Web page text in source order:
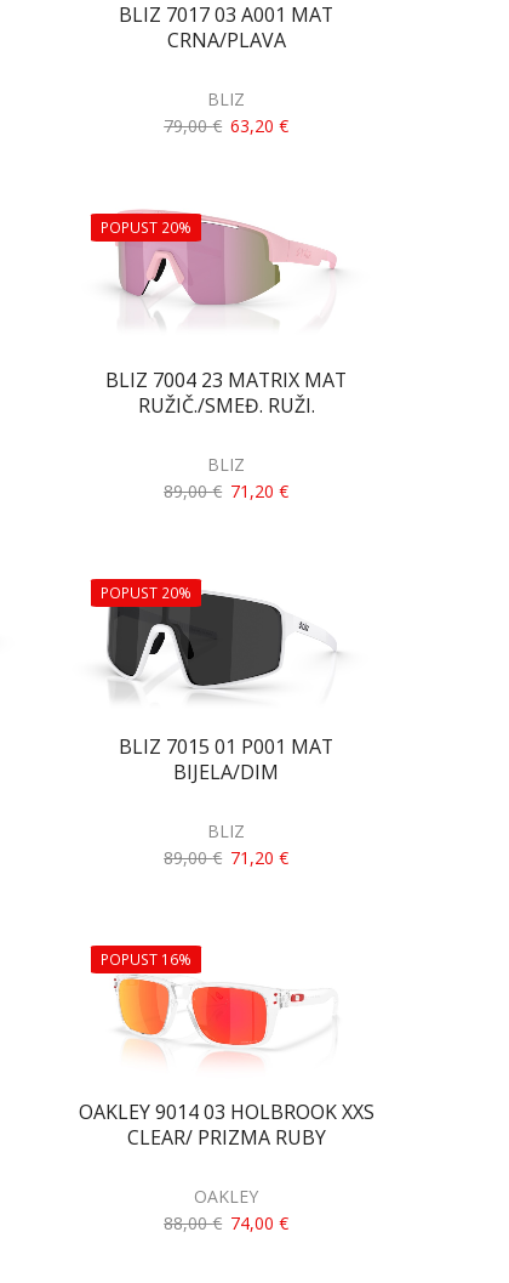
BLIZ 7017 03 A001 MAT
CRNA/PLAVA
BLIZ
79,00€ 63,20€
POPUST 20%
BLIZ 7004 23 MATRIX MAT
RUŽIČ./SMEĐ. RUŽI.
BLIZ
89,00€ 71,20€
POPUST 20%
BLIZ 7015 01 P001 MAT
BIJELA/DIM
BLIZ
89,00€ 71,20€
POPUST 16%
OAKLEY 9014 03 HOLBROOK XXS
CLEAR/ PRIZMA RUBY
OAKLEY
88,00€ 74,00€